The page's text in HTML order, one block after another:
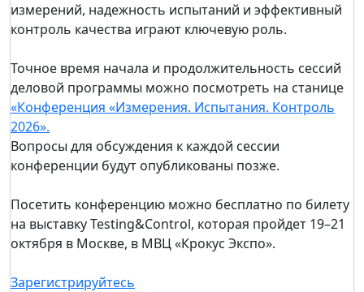
измерений, надежность испытаний и эффективный
контроль качества играют ключевую роль.
Точное время начала и продолжительность сессий
деловой программы можно посмотреть на станице
«Конференция «Измерения. Испытания. Контроль
2026».
Вопросы для обсуждения к каждой сессии
конференции будут опубликованы позже.
Посетить конференцию можно бесплатно по билету
на выставку Testing&Control, которая пройдет 19–21
октября в Москве, в МВЦ «Крокус Экспо».
Зарегистрируйтесь